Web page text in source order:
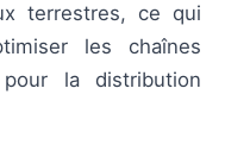
terrestres, ce qui
les chaînes
pour la distribution